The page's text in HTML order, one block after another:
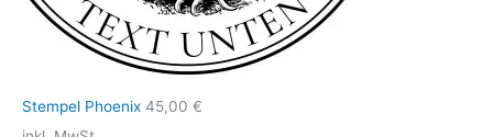
Stempel Phoenix 45,00 €